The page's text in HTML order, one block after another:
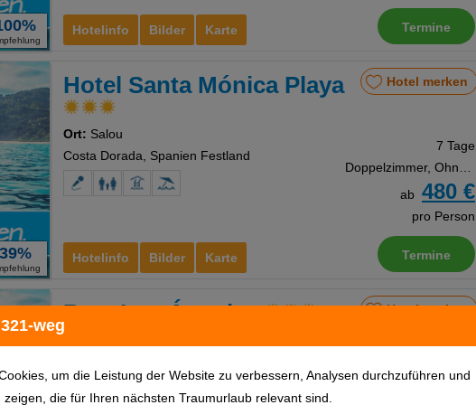
weg
um die Leistung der Website zu verbessern, Analysen durchzuführen und
die für Ihren nächsten Traumurlaub relevant sind.
Hotelinfo Bilder Karte Termine
39% Hotelinfo Bilder Karte
Hotel Santa Mónica Playa
Ort: Salou
Costa Dorada, Spanien Festland
Hotel merken
7 Tage
Doppelzimmer, Ohne Verpflegung
ab 480 €
pro Person
Termine
Best Los Ángeles Hotel merken
7 Tage
Doppelzimmer, Frühstück